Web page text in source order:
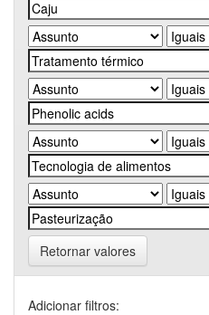
Retornar valores
Adicionar filtros: